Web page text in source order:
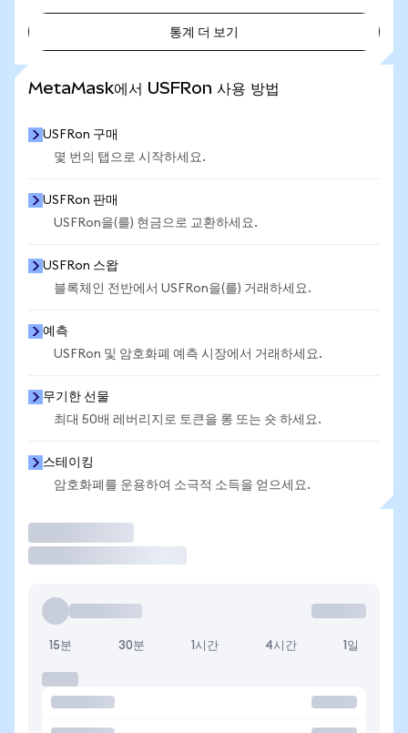
통계 더 보기
MetaMask에서 USFRon 사용 방법
USFRon 구매
몇 번의 탭으로 시작하세요.
USFRon 판매
USFRon을(를) 현금으로 교환하세요.
USFRon 스왑
블록체인 전반에서 USFRon을(를) 거래하세요.
예측
USFRon 및 암호화폐 예측 시장에서 거래하세요.
무기한 선물
최대 50배 레버리지로 토큰을 롱 또는 숏 하세요.
스테이킹
암호화폐를 운용하여 소극적 소득을 얻으세요.
15분 30분 1시간 4시간 1일